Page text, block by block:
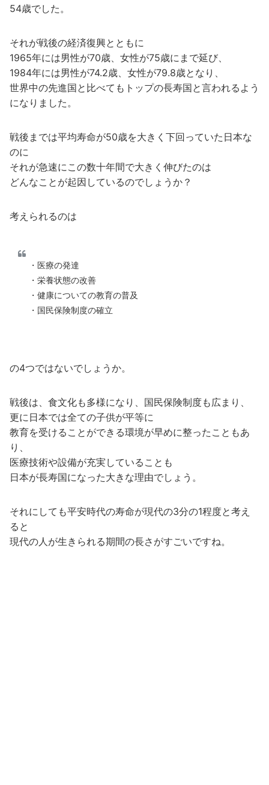
54歳でした。
それが戦後の経済復興とともに
1965年には男性が70歳、女性が75歳にまで延び、
1984年には男性が74.2歳、女性が79.8歳となり、
世界中の先進国と比べてもトップの長寿国と言われるよう
になりました。
戦後までは平均寿命が50歳を大きく下回っていた日本な
のに
それが急速にこの数十年間で大きく伸びたのは
どんなことが起因しているのでしょうか？
考えられるのは
・医療の発達
・栄養状態の改善
・健康についての教育の普及
・国民保険制度の確立
の4つではないでしょうか。
戦後は、食文化も多様になり、国民保険制度も広まり、
更に日本では全ての子供が平等に
教育を受けることができる環境が早めに整ったこともあ
り、
医療技術や設備が充実していることも
日本が長寿国になった大きな理由でしょう。
それにしても平安時代の寿命が現代の3分の1程度と考え
ると
現代の人が生きられる期間の長さがすごいですね。